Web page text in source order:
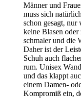
Männer und
muss sich
schon gesagt, nur
keine Blasen oder
schmaler und die
Daher ist der
Schuh auch
rum. Unisex
und das klappt
einem Damen-
Kompromiß ein,